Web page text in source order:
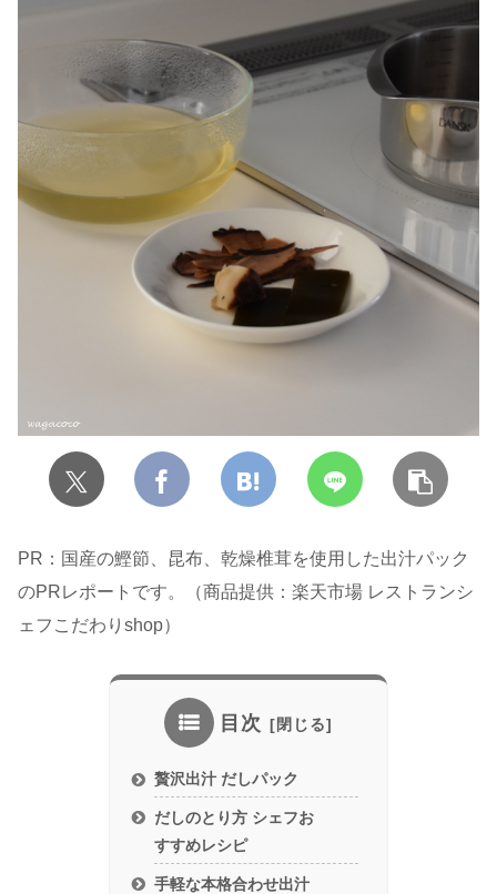
PR：国産の鰹節、昆布、乾燥椎茸を使用した出汁パック
のPRレポートです。（商品提供：楽天市場 レストランシ
ェフこだわりshop）
目次
贅沢出汁 だしパック
だしのとり方 シェフお
すすめレシピ
手軽な本格合わせ出汁